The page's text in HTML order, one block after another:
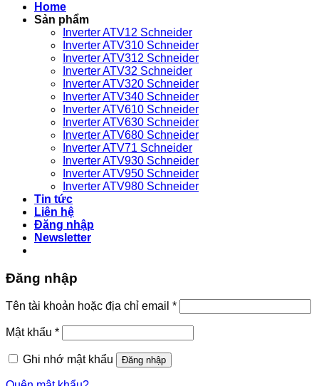
Home
Sản phẩm
Inverter ATV12 Schneider
Inverter ATV310 Schneider
Inverter ATV312 Schneider
Inverter ATV32 Schneider
Inverter ATV320 Schneider
Inverter ATV340 Schneider
Inverter ATV610 Schneider
Inverter ATV630 Schneider
Inverter ATV680 Schneider
Inverter ATV71 Schneider
Inverter ATV930 Schneider
Inverter ATV950 Schneider
Inverter ATV980 Schneider
Tin tức
Liên hệ
Đăng nhập
Newsletter
Đăng nhập
Tên tài khoản hoặc địa chỉ email *Bắt
buộc
Mật khẩu *Bắt
buộc
Ghi nhớ mật khẩu
Đăng nhập